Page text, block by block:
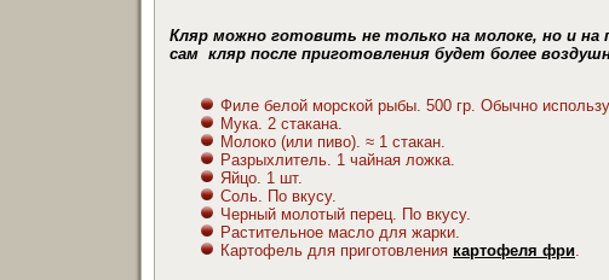
Кляр можно готовить не только на молоке, но и на
сам кляр после приготовления будет более
Филе белой морской рыбы. 500 гр. Обычно
Мука. 2 стакана.
Молоко (или пиво). ≈ 1 стакан.
Разрыхлитель. 1 чайная ложка.
Яйцо. 1 шт.
Соль. По вкусу.
Черный молотый перец. По вкусу.
Растительное масло для жарки.
Картофель для приготовления картофеля фри